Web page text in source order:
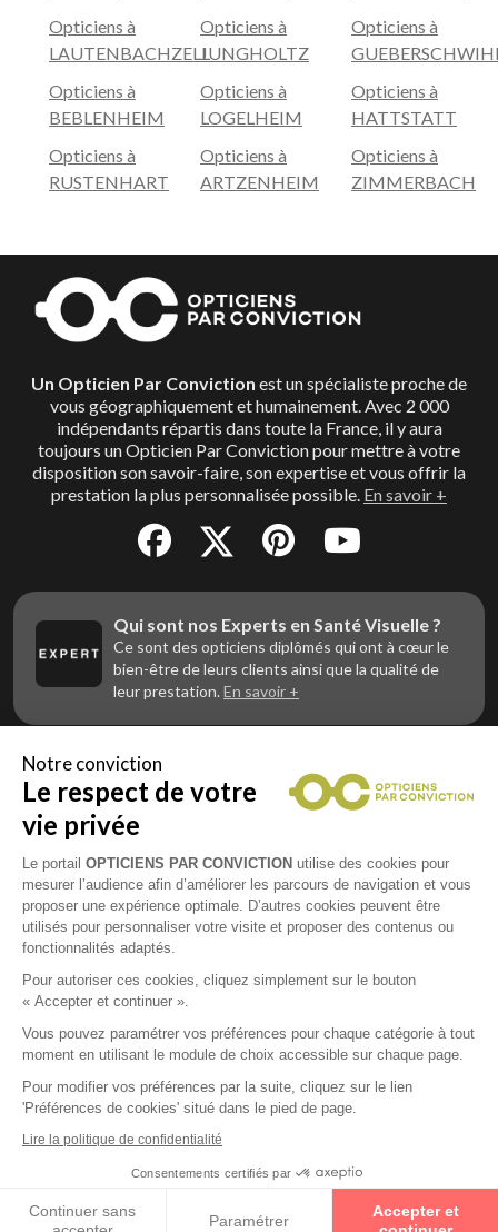
Opticiens à
LAUTENBACHZELL
Opticiens à
BEBLENHEIM
Opticiens à
RUSTENHART
Opticiens à
JUNGHOLTZ
Opticiens à
LOGELHEIM
Opticiens à
ARTZENHEIM
Opticiens à
Opticiens à
HATTSTATT
Opticiens à
ZIMMERBACH
Un Opticien Par Conviction est un spécialiste proche de
vous géographiquement et humainement. Avec 2 000
indépendants répartis dans toute la France, il y aura
toujours un Opticien Par Conviction pour mettre à votre
disposition son savoir-faire, son expertise et vous offrir la
prestation la plus personnalisée possible. En savoir +
Qui sont nos Experts en Santé Visuelle ?
Ce sont des opticiens diplômés qui ont à cœur le
bien-être de leurs clients ainsi que la qualité de
leur prestation. En savoir +
Vous êtes un professionnel de la vue et
vous souhaitez nous rejoindre ?
Contactez Alliance Optic, la centrale d’achats et
d’accompagnement des opticiens indépendants
Contacts
2026 © Opticiens Par Conviction. Tous droits
réservés
Notre conviction
Le respect de votre
vie privée
Le portail OPTICIENS PAR CONVICTION utilise des cookies pour
mesurer l’audience afin d’améliorer les parcours de navigation et vous
proposer une expérience optimale. D’autres cookies peuvent être
utilisés pour personnaliser votre visite et proposer des contenus ou
fonctionnalités adaptés.
Pour autoriser ces cookies, cliquez simplement sur le bouton
« Accepter et continuer ».
Vous pouvez paramétrer vos préférences pour chaque catégorie à tout
moment en utilisant le module de choix accessible sur chaque page.
Pour modifier vos préférences par la suite, cliquez sur le lien
'Préférences de cookies' situé dans le pied de page.
Lire la politique de confidentialité
Consentements certifiés par
Continuer sans
Paramétrer
Accepter et